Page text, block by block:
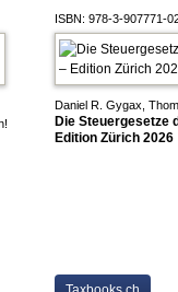
ISBN: 978-3-907771-
Daniel R. Gygax,
Die Steuergesetze
Edition Zürich 2026